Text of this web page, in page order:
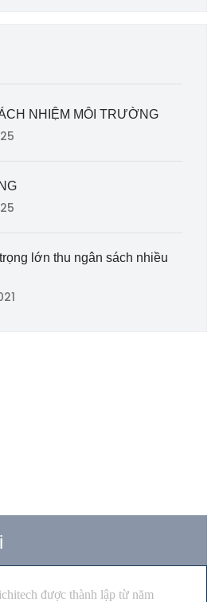
NHIỆM MÔI TRƯỜNG
lớn thu ngân sách nhiều
được thành lập từ năm